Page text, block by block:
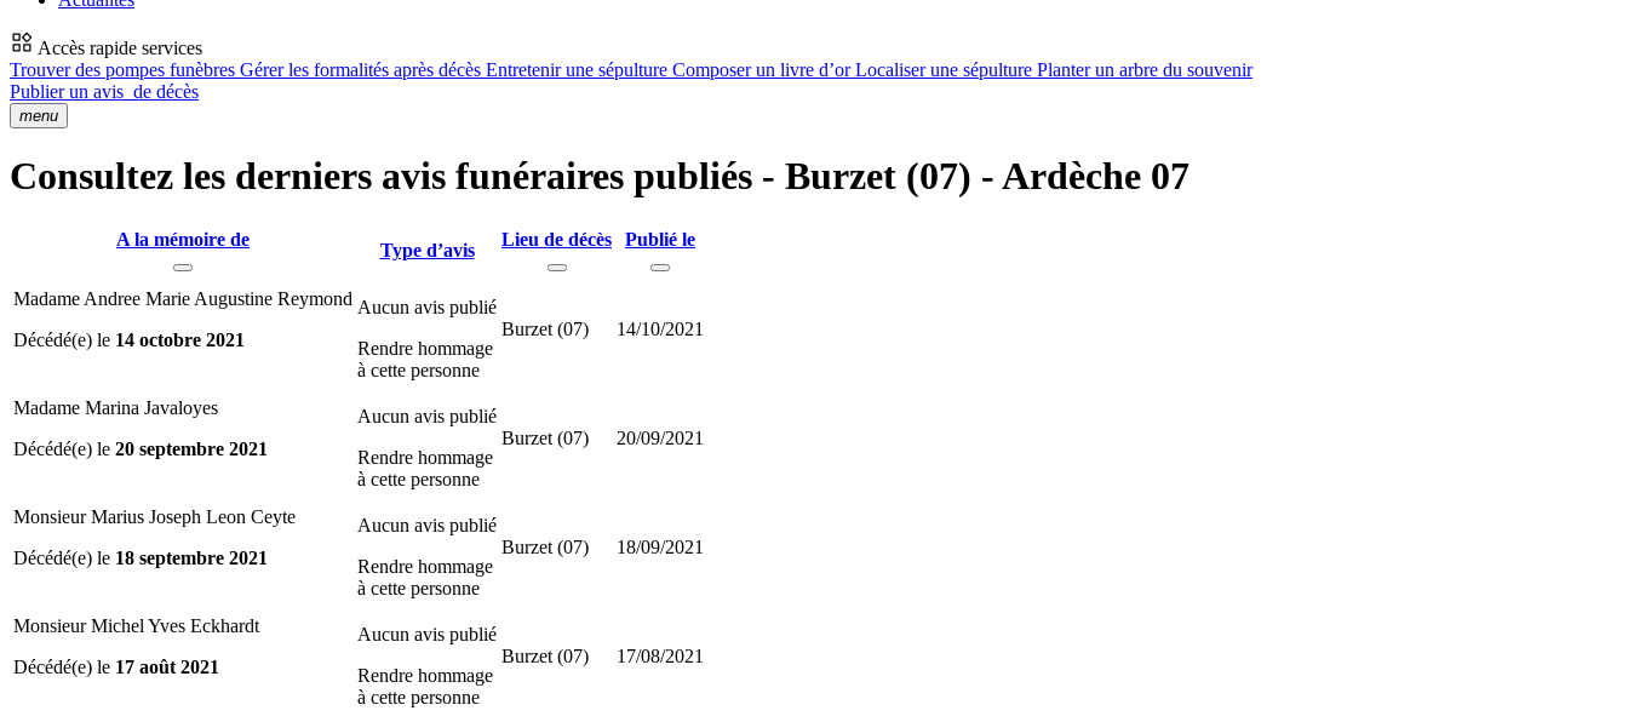
Accès rapide services
Trouver des pompes funèbres Gérer les formalités après décès Entretenir une sépulture Composer un livre d’orLocaliser une sépulture Planter un arbre du souvenir
Publier un avis de décès
menu
Consultez les derniers avis funéraires publiés - Burzet (07) - Ardèche 07
A la mémoire de
Type d’avis
Lieu de décès Publié le
Madame Andree Marie Augustine Reymond
Décédé(e) le 14 octobre 2021
Aucun avis publié
Rendre hommage
à cette personne
Burzet (07) 14/10/2021
Madame Marina Javaloyes
Décédé(e) le 20 septembre 2021
Aucun avis publié
Rendre hommage
à cette personne
Burzet (07) 20/09/2021
Monsieur Marius Joseph Leon Ceyte
Décédé(e) le 18 septembre 2021
Aucun avis publié
Rendre hommage
à cette personne
Burzet (07) 18/09/2021
Monsieur Michel Yves Eckhardt
Décédé(e) le 17 août 2021
Aucun avis publié
Rendre hommage
à cette personne
Burzet (07) 17/08/2021